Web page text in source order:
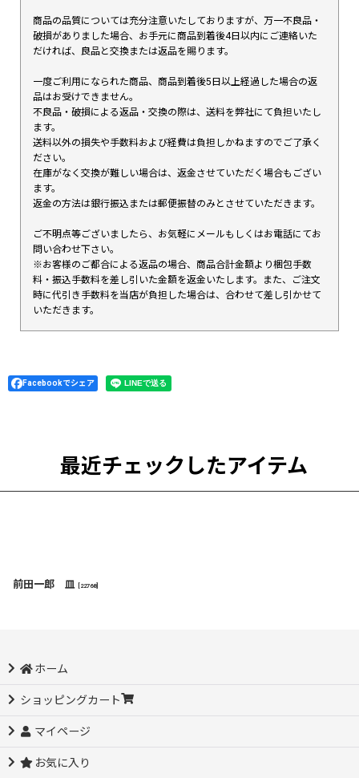
商品の品質については充分注意いたしておりますが、万一不良品・
破損がありました場合、お手元に商品到着後4日以内にご連絡いた
だければ、良品と交換または返品を賜ります。
一度ご利用になられた商品、商品到着後5日以上経過した場合の返
品はお受けできません。
不良品・破損による返品・交換の際は、送料を弊社にて負担いたし
ます。
送料以外の損失や手数料および経費は負担しかねますのでご了承く
ださい。
在庫がなく交換が難しい場合は、返金させていただく場合もござい
ます。
返金の方法は銀行振込または郵便振替のみとさせていただきます。
ご不明点等ございましたら、お気軽にメールもしくはお電話にてお
問い合わせ下さい。
※お客様のご都合による返品の場合、商品合計金額より梱包手数
料・振込手数料を差し引いた金額を返金いたします。また、ご注文
時に代引き手数料を当店が負担した場合は、合わせて差し引かせて
いただきます。
Facebookでシェア
最近チェックしたアイテム
前田一郎 皿 22768]
ホーム
ショッピングカート
マイページ
お気に入り